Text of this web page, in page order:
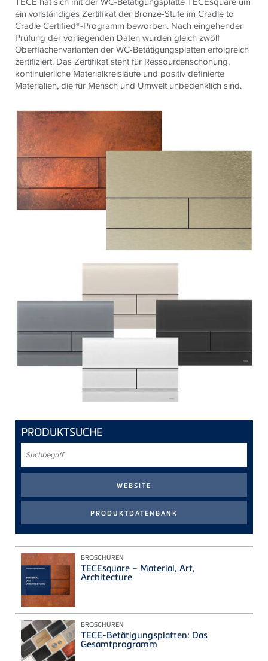
ein vollständiges Zertifikat der Bronze-Stufe im Cradle to
Cradle Certified®-Programm beworben. Nach eingehender
Prüfung der vorliegenden Daten wurden gleich zwölf
Oberflächenvarianten der WC-Betätigungsplatten erfolgreich
zertifiziert. Das Zertifikat steht für Ressourcenschonung,
kontinuierliche Materialkreisläufe und positiv definierte
Materialien, die für Mensch und Umwelt unbedenklich sind.
PRODUKTSUCHE
BROSCHÜREN
TECEsquare – Material, Art,
Architecture
BROSCHÜREN
TECE-Betätigungsplatten: Das
Gesamtprogramm